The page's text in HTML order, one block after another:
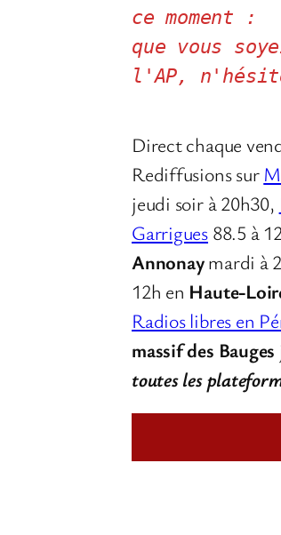
ce moment :
que vous
l'AP,
Direct chaque
Rediffusions sur
jeudi soir à 20h30,
Garrigues 88.5 à
Annonaymardi à
12h en Haute-
Radios libres en
massif des Bauges
toutes les